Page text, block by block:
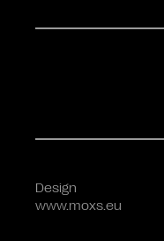
Design
www.moxs.eu